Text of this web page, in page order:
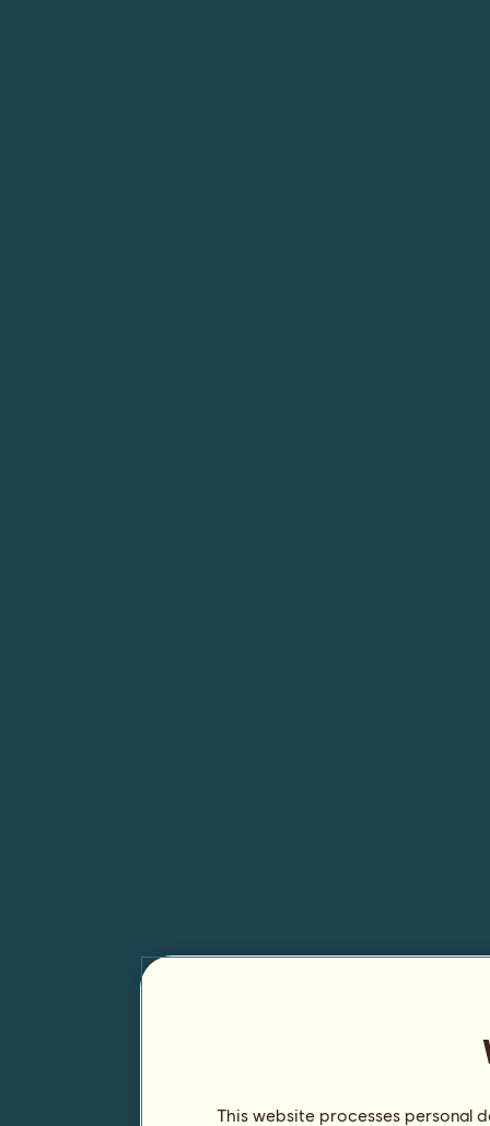
This website processes personal